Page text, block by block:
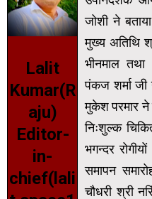
Lalit
Kumar(R
aju)
Editor-
in-
chief(lali
जोशी ने
मुख्य अतिथि
भीनमाल तथा
पंकज शर्मा जी
मुकेश परमार ने
निःशुल्क
भगन्दर
समापन
चौधरी श्री